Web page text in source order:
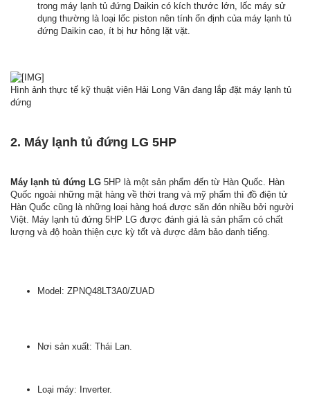
trong máy lạnh tủ đứng Daikin có kích thước lớn, lốc máy sử
dụng thường là loại lốc piston nên tính ổn định của máy lạnh tủ
đứng Daikin cao, ít bị hư hỏng lặt vặt.
Hình ảnh thực tế kỹ thuật viên Hải Long Vân đang lắp đặt máy lạnh tủ
đứng
2. Máy lạnh tủ đứng LG 5HP
Máy lạnh tủ đứng LG 5HP là một sản phẩm đến từ Hàn Quốc. Hàn
Quốc ngoài những mặt hàng về thời trang và mỹ phẩm thì đồ điện tử
Hàn Quốc cũng là những loại hàng hoá được săn đón nhiều bởi người
Việt. Máy lạnh tủ đứng 5HP LG được đánh giá là sản phẩm có chất
lượng và độ hoàn thiện cực kỳ tốt và được đảm bảo danh tiếng.
Model: ZPNQ48LT3A0/ZUAD
Nơi sản xuất: Thái Lan.
Loại máy: Inverter.